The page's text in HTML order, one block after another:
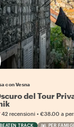
con Vesna
del Tour
42 recensioni• €38.00 a
TRACK PER